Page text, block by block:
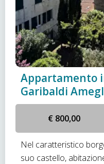
Appartamento
Garibaldi
€ 800,00
Nel caratteristico
suo castello,